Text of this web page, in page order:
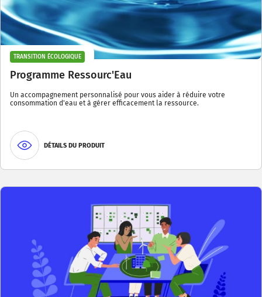
TRANSITION ÉCOLOGIQUE
Programme Ressourc'Eau
Un accompagnement personnalisé pour vous aider à réduire votre
consommation d'eau et à gérer efficacement la ressource.
DÉTAILS DU PRODUIT